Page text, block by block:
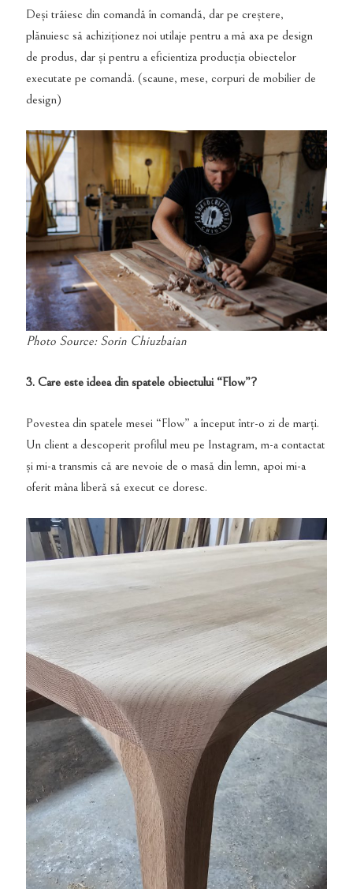
Deși trăiesc din comandă în comandă, dar pe creștere,
plănuiesc să achiziționez noi utilaje pentru a mă axa pe design
de produs, dar și pentru a eficientiza producția obiectelor
executate pe comandă. (scaune, mese, corpuri de mobilier de
design)
Photo Source: Sorin Chiuzbaian
3. Care este ideea din spatele obiectului “Flow”?
Povestea din spatele mesei “Flow” a început într-o zi de marți.
Un client a descoperit profilul meu pe Instagram, m-a contactat
și mi-a transmis că are nevoie de o masă din lemn, apoi mi-a
oferit mâna liberă să execut ce doresc.